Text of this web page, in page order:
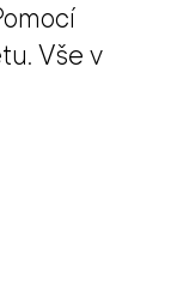
Vše v